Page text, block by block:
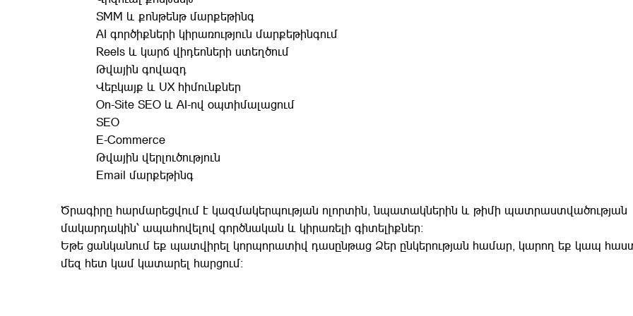
SMM և քոնթենթ մարքեթինգ
AI գործիքների կիրառություն մարքեթինգում
Reels և կարճ վիդեոների ստեղծում
Թվային գովազդ
Վեբկայք և UX հիմունքներ
On-Site SEO և AI-ով օպտիմալացում
SEO
E-Commerce
Թվային վերլուծություն
Email մարքեթինգ
Ծրագիրը հարմարեցվում է կազմակերպության ոլորտին, նպատակներին և թիմի պատրաստվածության
մակարդակին՝ ապահովելով գործնական և կիրառելի գիտելիքներ։
Եթե ցանկանում եք պատվիրել կորպորատիվ դասընթաց Ձեր ընկերության համար, կարող եք կապ
մեզ հետ կամ կատարել հարցում։